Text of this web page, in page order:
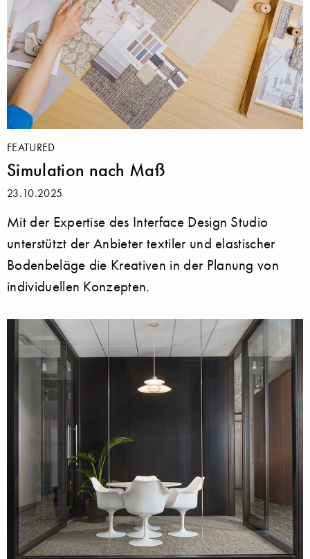
FEATURED
Simulation nach Maß
23.10.2025
Mit der Expertise des Interface Design Studio
unterstützt der Anbieter textiler und elastischer
Bodenbeläge die Kreativen in der Planung von
individuellen Konzepten.